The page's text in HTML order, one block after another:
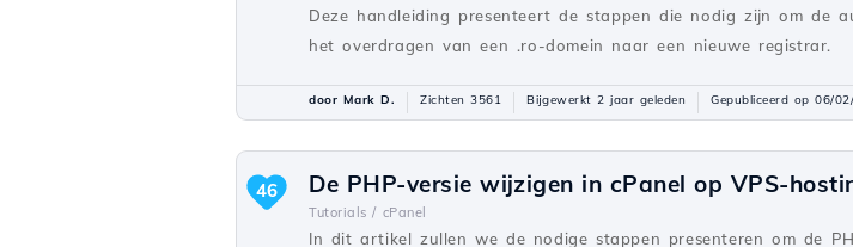
Deze handleiding presenteert de stappen die nodig zijn om de
het overdragen van een .ro-domein naar een nieuwe registrar.
door Mark D. Zichten 3561 Bijgewerkt 2 jaar geleden Gepubliceerd op 06/
De PHP-versie wijzigen in cPanel op VPS-
Tutorials / cPanel
In dit artikel zullen we de nodige stappen presenteren om de
46